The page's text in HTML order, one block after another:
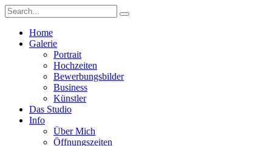
Home
Galerie
Portrait
Hochzeiten
Bewerbungsbilder
Business
Künstler
Das Studio
Info
Über Mich
Öffnungszeiten